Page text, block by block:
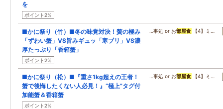
を
ポイント2%
■かに祭り（竹）■冬の味覚対決！贅の極み
「ずわい蟹」VS旨みギュッ「寒ブリ」VS濃
厚たっぷり「香箱蟹」
ポイント2%
…事処 or お部屋食 【4】ミ…
■かに祭り（松）■『重さ1kg超えの王者！
蟹で後悔したくない人必見！』“極上”タグ付
加能蟹＆香箱蟹
ポイント2%
…事処 or お部屋食 【4】ミ…